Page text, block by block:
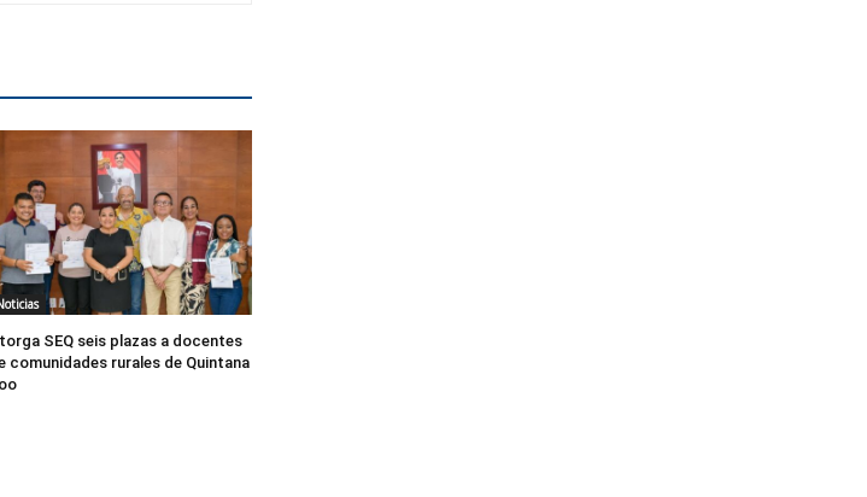
SEQ seis plazas a docentes
comunidades rurales de Quintana